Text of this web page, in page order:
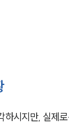
시지만, 실제